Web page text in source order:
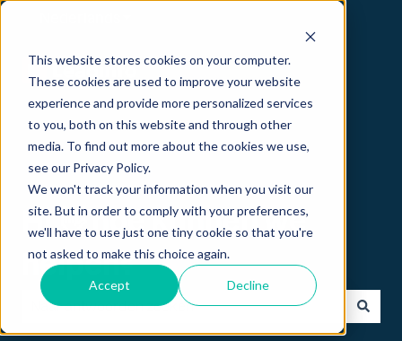
This website stores cookies on your computer.
These cookies are used to improve your website
experience and provide more personalized services
to you, both on this website and through other
media. To find out more about the cookies we use,
see our Privacy Policy.
We won't track your information when you visit our
site. But in order to comply with your preferences,
we'll have to use just one tiny cookie so that you're
not asked to make this choice again.
Accept Decline
Hi 👋 hoe kunnen we
helpen?
Er zijn geen suggesties want het zoekveld is leeg.